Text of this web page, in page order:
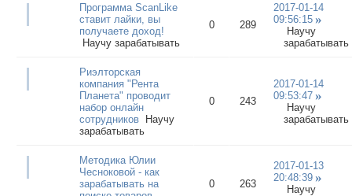
Программа ScanLike
ставит лайки, вы
получаете доход!
Научу зарабатывать
0 289
2017-01-14
09:56:15
Научу
зарабатывать
Риэлторская
компания "Рента
Планета" проводит
набор онлайн
сотрудников
Научу
зарабатывать
0 243
2017-01-14
09:53:47
Научу
зарабатывать
Методика Юлии
Чесноковой - как
зарабатывать на
0 263
2017-01-13
20:48:39
Научу